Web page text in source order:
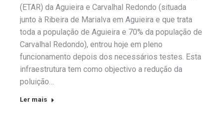
(ETAR) da Aguieira e Carvalhal Redondo (situada
junto à Ribeira de Marialva em Aguieira e que trata
toda a população de Aguieira e 70% da população de
Carvalhal Redondo), entrou hoje em pleno
funcionamento depois dos necessários testes. Esta
infraestrutura tem como objectivo a redução da
poluição…
Ler mais